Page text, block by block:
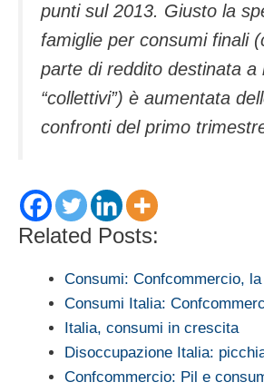
punti sul 2013. Giusto la
famiglie per consumi finali
parte di reddito destinata a
“collettivi”) è aumentata
confronti del primo
Related Posts:
Consumi: Confcommercio,
Consumi Italia:
Italia, consumi in crescita
Disoccupazione Italia:
Confcommercio: Pil e